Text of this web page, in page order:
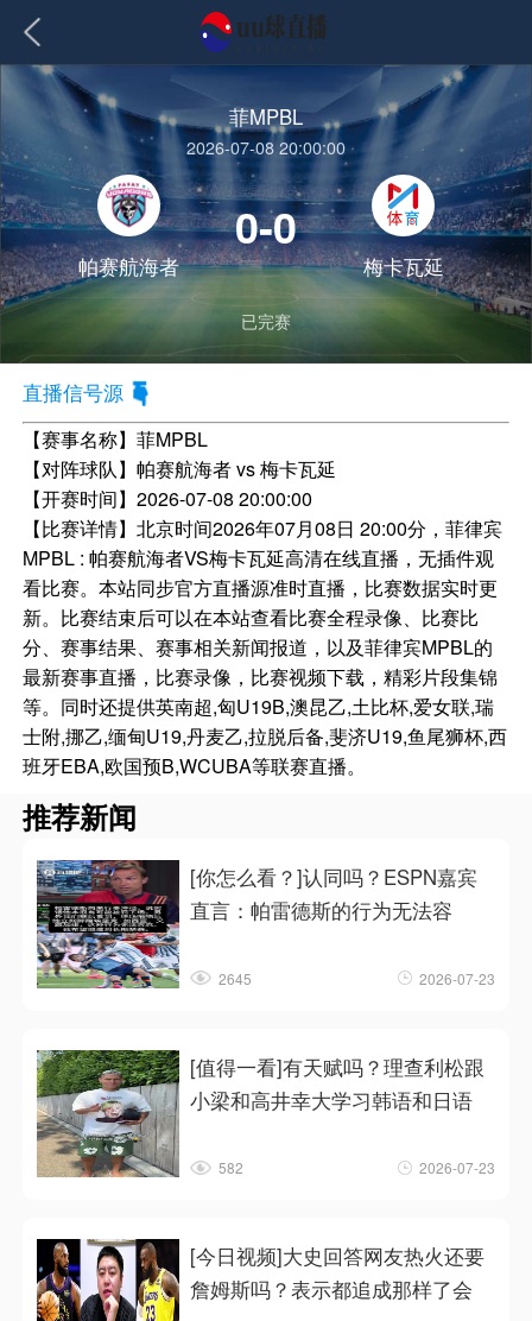
菲MPBL
2026-07-08 20:00:00
帕赛航海者
0-0
梅卡瓦延
已完赛
直播信号源
【赛事名称】菲MPBL
【对阵球队】帕赛航海者 vs 梅卡瓦延
【开赛时间】2026-07-08 20:00:00
【比赛详情】北京时间2026年07月08日 20:00分，菲律宾
MPBL : 帕赛航海者VS梅卡瓦延高清在线直播，无插件观
看比赛。本站同步官方直播源准时直播，比赛数据实时更
新。比赛结束后可以在本站查看比赛全程录像、比赛比
分、赛事结果、赛事相关新闻报道，以及菲律宾MPBL的
最新赛事直播，比赛录像，比赛视频下载，精彩片段集锦
等。同时还提供英南超,匈U19B,澳昆乙,土比杯,爱女联,瑞
士附,挪乙,缅甸U19,丹麦乙,拉脱后备,斐济U19,鱼尾狮杯,西
班牙EBA,欧国预B,WCUBA等联赛直播。
推荐新闻
[你怎么看？]认同吗？ESPN嘉宾
直言：帕雷德斯的行为无法容
2645 2026-07-23
[值得一看]有天赋吗？理查利松跟
小梁和高井幸大学习韩语和日语
582 2026-07-23
[今日视频]大史回答网友热火还要
詹姆斯吗？表示都追成那样了会